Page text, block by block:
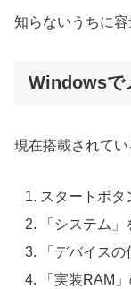
知らないうちに容
Windowsで
現在搭載されてい
スタートボタ
「システム
「デバイス
「実装RAM